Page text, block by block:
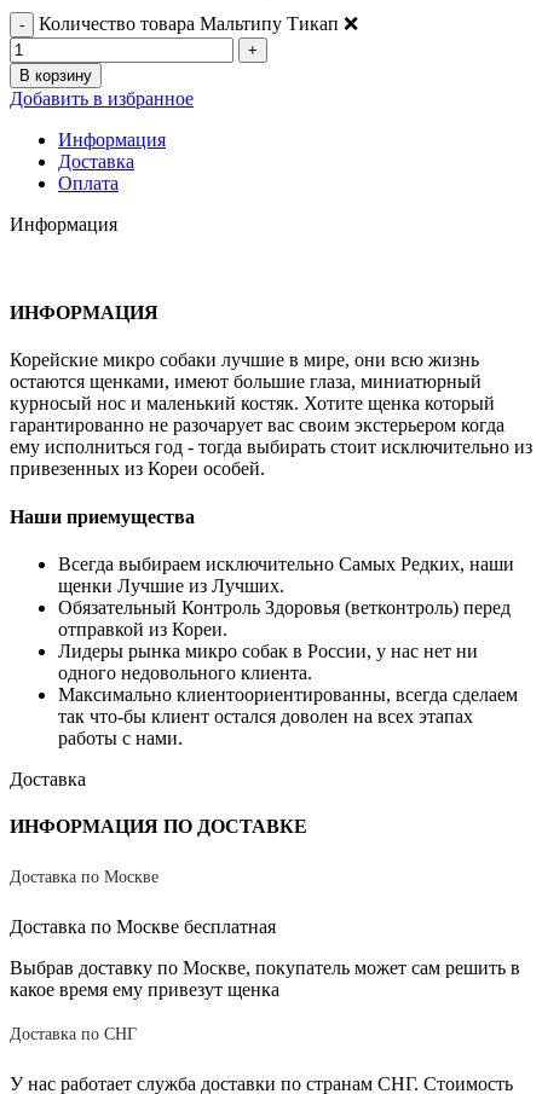
Количество товара Мальтипу Тикап ❌
В корзину
Добавить в избранное
Информация
Доставка
Оплата
Информация
ИНФОРМАЦИЯ
Корейские микро собаки лучшие в мире, они всю жизнь
остаются щенками, имеют большие глаза, миниатюрный
курносый нос и маленький костяк. Хотите щенка который
гарантированно не разочарует вас своим экстерьером когда
ему исполниться год - тогда выбирать стоит исключительно из
привезенных из Кореи особей.
Наши приемущества
Всегда выбираем исключительно Самых Редких, наши
щенки Лучшие из Лучших.
Обязательный Контроль Здоровья (ветконтроль) перед
отправкой из Кореи.
Лидеры рынка микро собак в России, у нас нет ни
одного недовольного клиента.
Максимально клиентоориентированны, всегда сделаем
так что-бы клиент остался доволен на всех этапах
работы с нами.
Доставка
ИНФОРМАЦИЯ ПО ДОСТАВКЕ
Доставка по Москве
Доставка по Москве бесплатная
Выбрав доставку по Москве, покупатель может сам решить в
какое время ему привезут щенка
Доставка по СНГ
У нас работает служба доставки по странам СНГ. Стоимость